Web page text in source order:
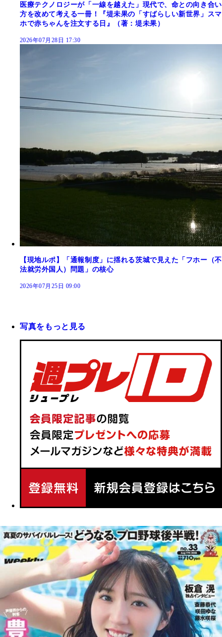
医療テクノロジーが「一線を越えた」現代で、命との向き合い
方を改めて考える一冊！『堤未果の「すばらしい新世界」スマ
ホで赤ちゃんを注文する日』（著：堤未果）
2026年07月28日 17:30
【現地ルポ】「通報制度」に揺れる茨城で見えた「フホー（不
法就労外国人）問題」の核心
2026年07月25日 09:00
写真をもっと見る